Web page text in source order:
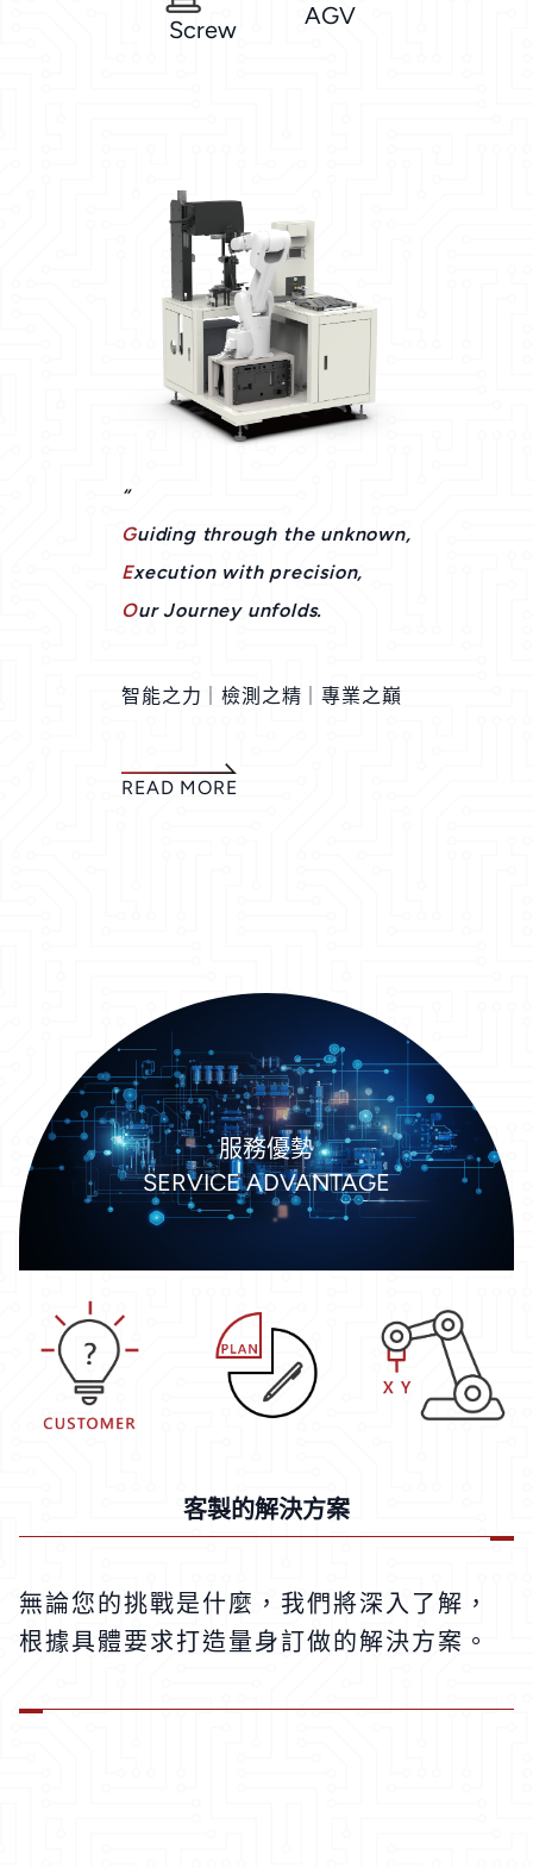
Screw AGV
“
Guiding through the unknown,
Execution with precision,
Our Journey unfolds.
智能之力｜檢測之精｜專業之巔
READ MORE
服務優勢
SERVICE ADVANTAGE
客製的解決方案
無論您的挑戰是什麼，我們將深入了解，
根據具體要求打造量身訂做的解決方案。